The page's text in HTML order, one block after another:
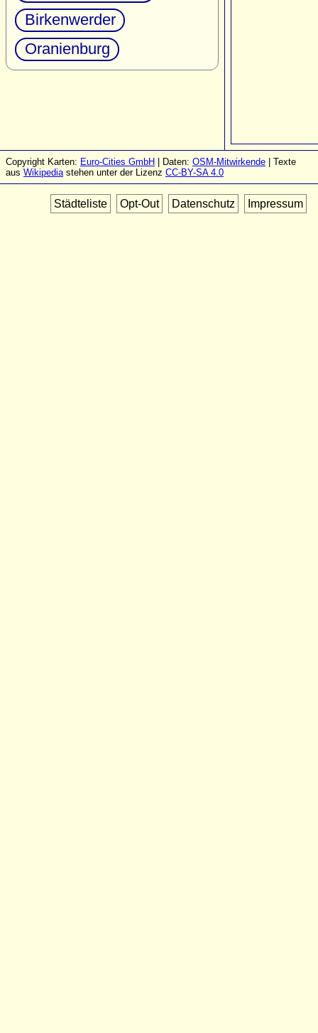
Birkenwerder
Oranienburg
Copyright Karten: Euro-Cities GmbH | Daten: OSM-Mitwirkende | Texte
aus Wikipediastehen unter der Lizenz CC-BY-SA 4.0
Städteliste Opt-Out Datenschutz Impressum